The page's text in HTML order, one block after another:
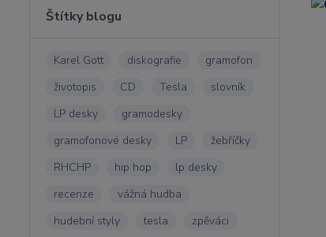
Štítky blogu
Karel Gott diskografie
gramofon
životopis
CD Tesla
slovník
LP desky
gramodesky
gramofonové desky
LP
žebříčky
RHCHP
hip hop
lp desky
recenze
vážná hudba
hudební styly
tesla
zpěváci